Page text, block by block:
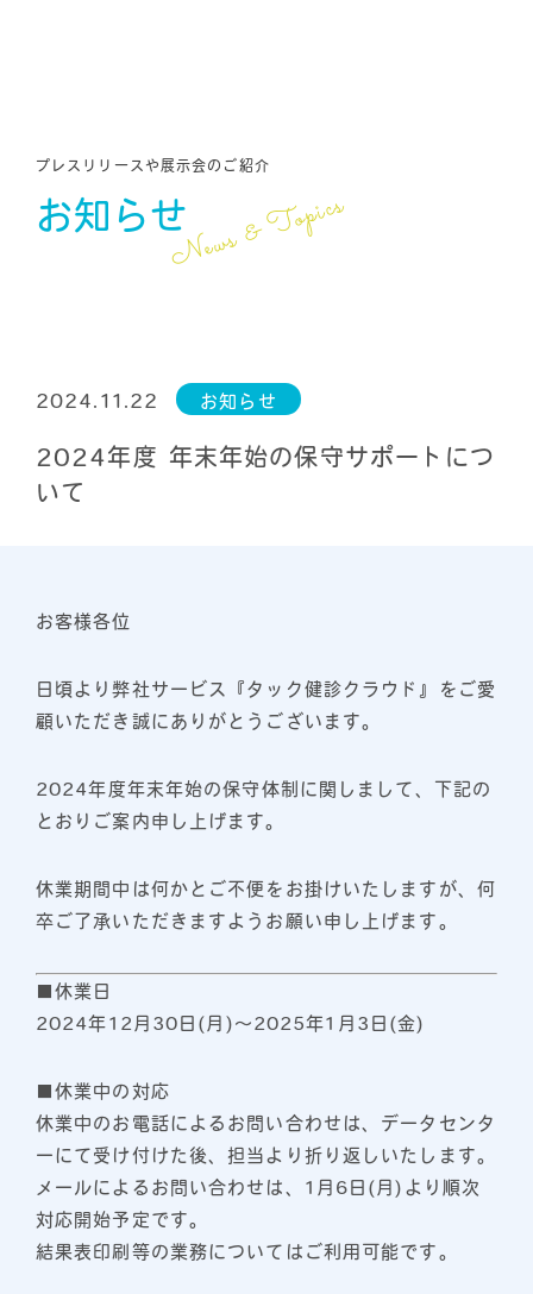
プレスリリースや展示会のご紹介
お知らせNews & Topics
2024.11.22 お知らせ
2024年度 年末年始の保守サポートにつ
いて
お客様各位
日頃より弊社サービス『タック健診クラウド』をご愛
顧いただき誠にありがとうございます。
2024年度年末年始の保守体制に関しまして、下記の
とおりご案内申し上げます。
休業期間中は何かとご不便をお掛けいたしますが、何
卒ご了承いただきますようお願い申し上げます。
■休業日
2024年12月30日(月)～2025年1月3日(金)
■休業中の対応
休業中のお電話によるお問い合わせは、データセンタ
ーにて受け付けた後、担当より折り返しいたします。
メールによるお問い合わせは、1月6日(月)より順次
対応開始予定です。
結果表印刷等の業務についてはご利用可能です。